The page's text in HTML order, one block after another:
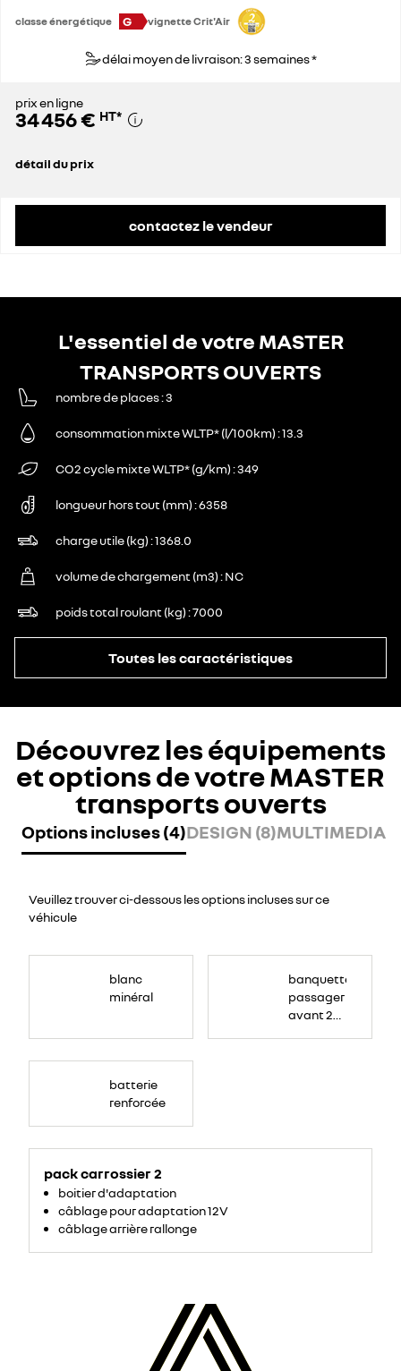
classe énergétique G vignette Crit'Air
délai moyen de livraison: 3 semaines *
prix en ligne
34 456 € HT*
détail du prix
contactez le vendeur
L'essentiel de votre MASTER
TRANSPORTS OUVERTS
nombre de places 3
consommation mixte WLTP* (l/100km) 13.3
CO2 cycle mixte WLTP* (g/km) 349
longueur hors tout (mm) 6358
charge utile (kg) 1368.0
volume de chargement (m3) NC
poids total roulant (kg) 7000
Toutes les caractéristiques
Découvrez les équipements
et options de votre MASTER
transports ouverts
Options incluses (4)DESIGN (8)MULTIMEDIA
Veuillez trouver ci-dessous les options incluses sur ce
véhicule
blanc
minéral
banquette
passager
avant 2
batterie
renforcée
pack carrossier 2
boitier d'adaptation
câblage pour adaptation 12V
câblage arrière rallonge